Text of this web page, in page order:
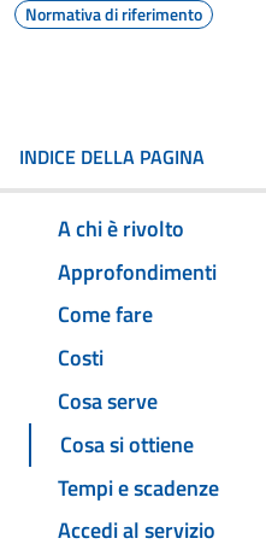
Normativa di riferimento
INDICE DELLA PAGINA
A chi è rivolto
Approfondimenti
Come fare
Costi
Cosa serve
Cosa si ottiene
Tempi e scadenze
Accedi al servizio